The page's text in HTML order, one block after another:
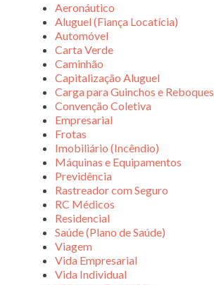
Aeronáutico
Aluguel (Fiança Locatícia)
Automóvel
Carta Verde
Caminhão
Capitalização Aluguel
Carga para Guinchos e Reboques
Convenção Coletiva
Empresarial
Frotas
Imobiliário (Incêndio)
Máquinas e Equipamentos
Previdência
Rastreador com Seguro
RC Médicos
Residencial
Saúde (Plano de Saúde)
Viagem
Vida Empresarial
Vida Individual